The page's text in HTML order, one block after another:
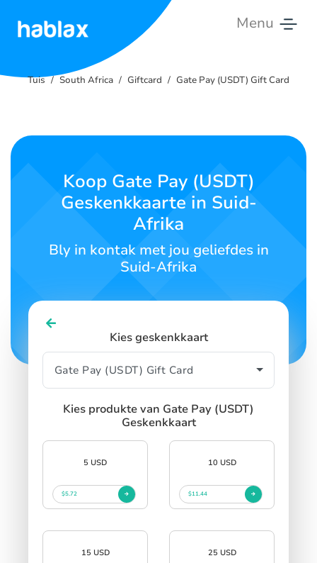
Menu
Tariewe
Kontak
Tuis South Africa Giftcard Gate Pay (USDT) Gift Card
Koop Gate Pay (USDT)
Geskenkkaarte in Suid-
Afrika
Bly in kontak met jou geliefdes in
Suid-Afrika
Kies geskenkkaart
Kies produkte van Gate Pay (USDT)
Geskenkkaart
5 USD
$5.72
10 USD
$11.44
15 USD 25 USD